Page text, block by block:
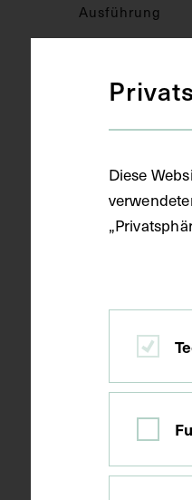
Ausführung
MaterialDiese